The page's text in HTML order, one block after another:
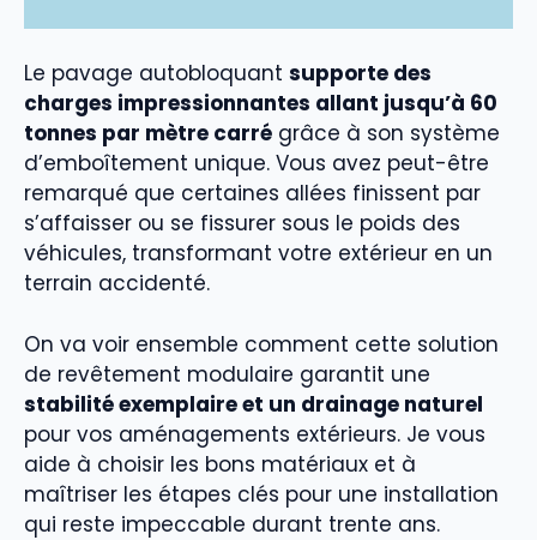
Le pavage autobloquant supporte des
charges impressionnantes allant jusqu’à 60
tonnes par mètre carré grâce à son système
d’emboîtement unique. Vous avez peut-être
remarqué que certaines allées finissent par
s’affaisser ou se fissurer sous le poids des
véhicules, transformant votre extérieur en un
terrain accidenté.
On va voir ensemble comment cette solution
de revêtement modulaire garantit une
stabilité exemplaire et un drainage naturel
pour vos aménagements extérieurs. Je vous
aide à choisir les bons matériaux et à
maîtriser les étapes clés pour une installation
qui reste impeccable durant trente ans.